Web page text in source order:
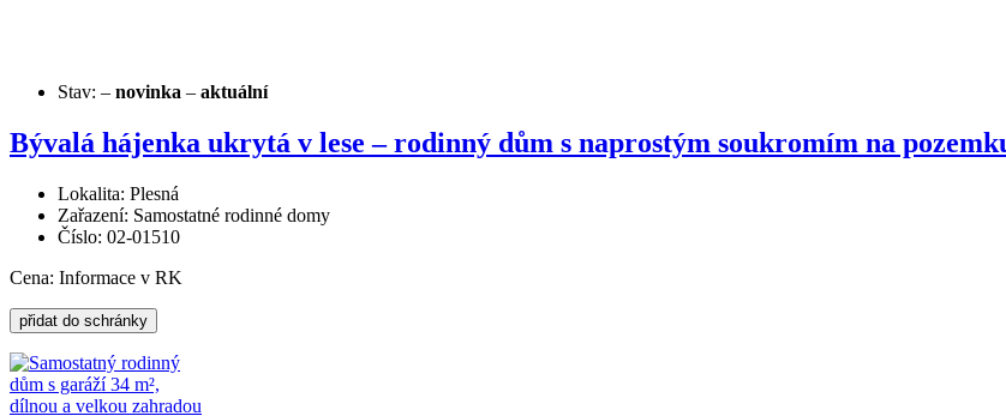
Stav: – novinka – aktuální
Bývalá hájenka ukrytá v lese – rodinný dům s naprostým soukromím na
Lokalita: Plesná
Zařazení: Samostatné rodinné domy
Číslo: 02-01510
Cena: Informace v RK